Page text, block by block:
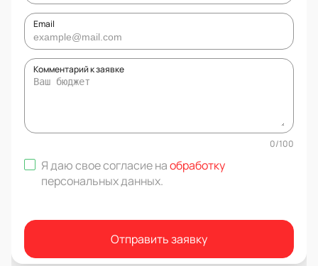
Email
Комментарий к заявке
0/100
Я даю свое согласие наобработку
персональных данных.
Отправить заявку